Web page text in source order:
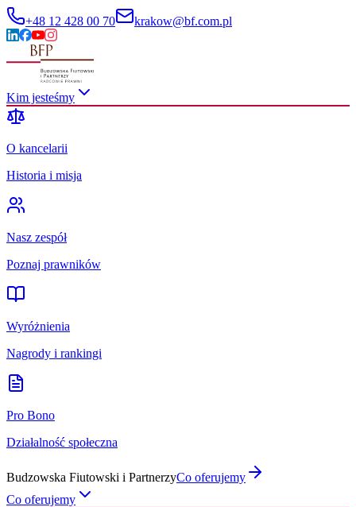
+48 12 428 00 70 krakow@bf.com.pl
Kim jesteśmy
O kancelarii
Historia i misja
Nasz zespół
Poznaj prawników
Wyróżnienia
Nagrody i rankingi
Pro Bono
Działalność społeczna
Budzowska Fiutowski i PartnerzyCo oferujemy
Co oferujemy